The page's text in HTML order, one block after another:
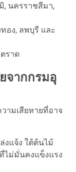
, นครราชสีมา,
อง, ลพบุรี และ
ราด
จากกรมอุ
ามเสียหายที่อาจ
งแจ้ง ใต้ต้นไม้
ม่มั่นคงแข็งแรง